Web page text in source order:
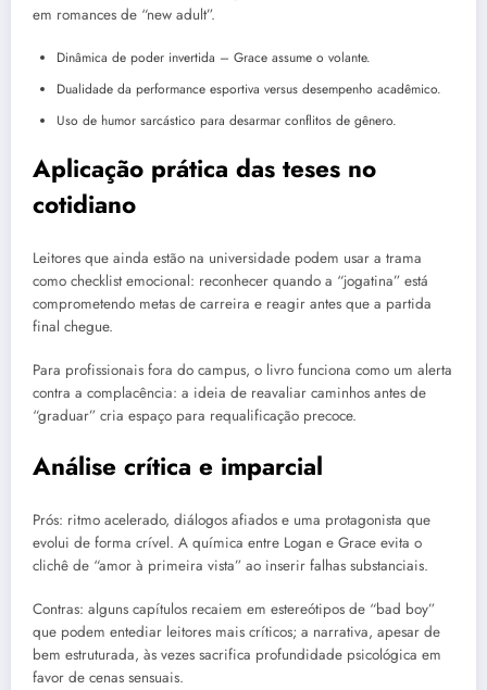
em romances de “new adult”.
Dinâmica de poder invertida – Grace assume o volante.
Dualidade da performance esportiva versus desempenho acadêmico.
Uso de humor sarcástico para desarmar conflitos de gênero.
Aplicação prática das teses no
cotidiano
Leitores que ainda estão na universidade podem usar a trama
como checklist emocional: reconhecer quando a “jogatina” está
comprometendo metas de carreira e reagir antes que a partida
final chegue.
Para profissionais fora do campus, o livro funciona como um alerta
contra a complacência: a ideia de reavaliar caminhos antes de
“graduar” cria espaço para requalificação precoce.
Análise crítica e imparcial
Prós: ritmo acelerado, diálogos afiados e uma protagonista que
evolui de forma crível. A química entre Logan e Grace evita o
clichê de “amor à primeira vista” ao inserir falhas substanciais.
Contras: alguns capítulos recaiem em estereótipos de “bad boy”
que podem entediar leitores mais críticos; a narrativa, apesar de
bem estruturada, às vezes sacrifica profundidade psicológica em
favor de cenas sensuais.